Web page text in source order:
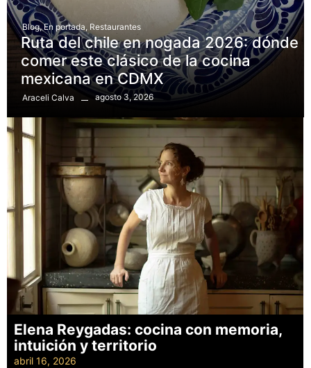
Blog, En portada Restaurantes
Ruta del chile en nogada 2026: dónde
comer este clásico de la cocina
mexicana en CDMX
Araceli Calva agosto 3, 2026
Elena Reygadas: cocina con memoria,
intuición y territorio
abril 16, 2026